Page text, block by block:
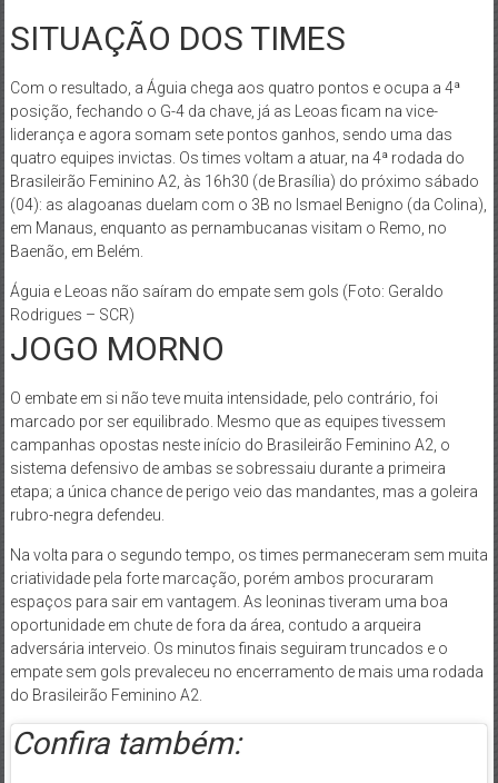
SITUAÇÃO DOS TIMES
Com o resultado, a Águia chega aos quatro pontos e ocupa a 4ª
posição, fechando o G-4 da chave, já as Leoas ficam na vice-
liderança e agora somam sete pontos ganhos, sendo uma das
quatro equipes invictas. Os times voltam a atuar, na 4ª rodada do
Brasileirão Feminino A2, às 16h30 (de Brasília) do próximo sábado
(04): as alagoanas duelam com o 3B no Ismael Benigno (da Colina),
em Manaus, enquanto as pernambucanas visitam o Remo, no
Baenão, em Belém.
Águia e Leoas não saíram do empate sem gols (Foto: Geraldo
Rodrigues – SCR)
JOGO MORNO
O embate em si não teve muita intensidade, pelo contrário, foi
marcado por ser equilibrado. Mesmo que as equipes tivessem
campanhas opostas neste início do Brasileirão Feminino A2, o
sistema defensivo de ambas se sobressaiu durante a primeira
etapa; a única chance de perigo veio das mandantes, mas a goleira
rubro-negra defendeu.
Na volta para o segundo tempo, os times permaneceram sem muita
criatividade pela forte marcação, porém ambos procuraram
espaços para sair em vantagem. As leoninas tiveram uma boa
oportunidade em chute de fora da área, contudo a arqueira
adversária interveio. Os minutos finais seguiram truncados e o
empate sem gols prevaleceu no encerramento de mais uma rodada
do Brasileirão Feminino A2.
Confira também: